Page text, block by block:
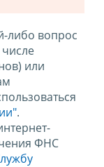
либо вопрос
или
.
ФНС